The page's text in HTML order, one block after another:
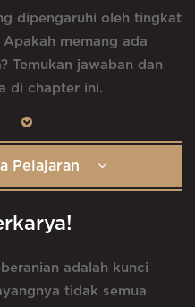
dipengaruhi oleh tingkat
memang ada
Temukan jawaban dan
di chapter ini.
Pelajaran
adalah kunci
tidak semua